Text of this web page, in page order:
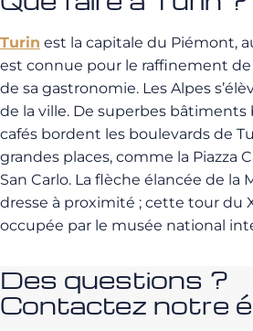
Turin est la capitale du Piémont,
est connue pour le raffinement
de sa gastronomie. Les Alpes
de la ville. De superbes
cafés bordent les boulevards de
grandes places, comme la Piazza
San Carlo. La flèche élancée de la
dresse à proximité ; cette tour du
occupée par le musée national
Des questions ?
Contactez notre